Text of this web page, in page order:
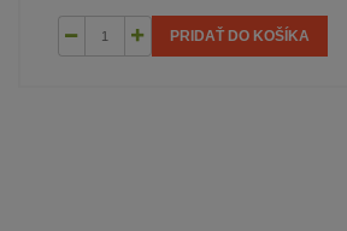
PRIDAŤ DO KOŠÍKA